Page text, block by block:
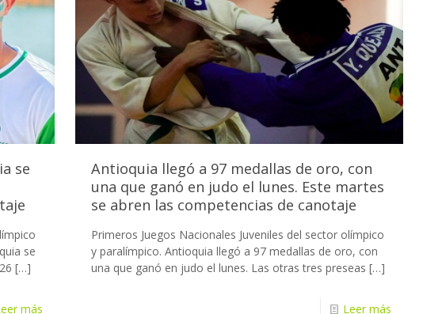
se
se
[…]
más
Antioquia llegó a 97 medallas de oro, con
una que ganó en judo el lunes. Este martes
se abren las competencias de canotaje
Primeros Juegos Nacionales Juveniles del sector olímpico
y paralímpico. Antioquia llegó a 97 medallas de oro, con
una que ganó en judo el lunes. Las otras tres preseas […]
Leer más